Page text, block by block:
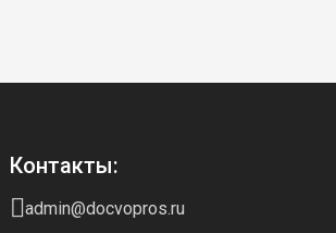
Контакты:
admin@docvopros.ru